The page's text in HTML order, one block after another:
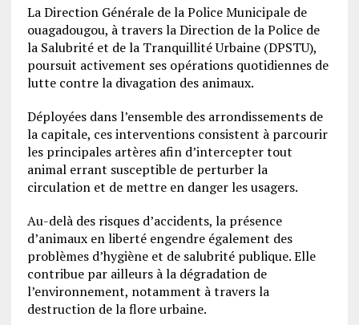
La Direction Générale de la Police Municipale de
ouagadougou, à travers la Direction de la Police de
la Salubrité et de la Tranquillité Urbaine (DPSTU),
poursuit activement ses opérations quotidiennes de
lutte contre la divagation des animaux.
Déployées dans l’ensemble des arrondissements de
la capitale, ces interventions consistent à parcourir
les principales artères afin d’intercepter tout
animal errant susceptible de perturber la
circulation et de mettre en danger les usagers.
Au-delà des risques d’accidents, la présence
d’animaux en liberté engendre également des
problèmes d’hygiène et de salubrité publique. Elle
contribue par ailleurs à la dégradation de
l’environnement, notamment à travers la
destruction de la flore urbaine.